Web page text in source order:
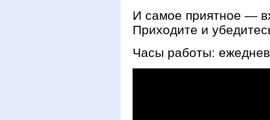
И самое приятное —
Приходите и
Часы работы: